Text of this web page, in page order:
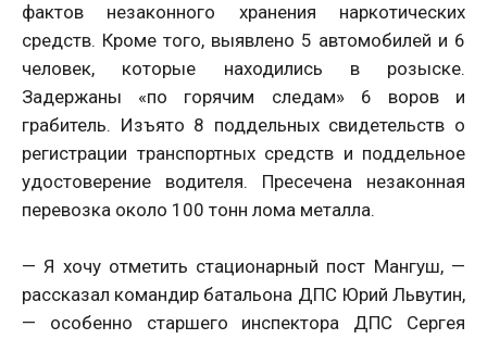
фактов незаконного хранения наркотических
средств. Кроме того, выявлено 5 автомобилей и 6
человек, которые находились в розыске.
Задержаны «по горячим следам» 6 воров и
грабитель. Изъято 8 поддельных свидетельств о
регистрации транспортных средств и поддельное
удостоверение водителя. Пресечена незаконная
перевозка около 100 тонн лома металла.
— Я хочу отметить стационарный пост Мангуш, —
рассказал командир батальона ДПС Юрий Львутин,
— особенно старшего инспектора ДПС Сергея